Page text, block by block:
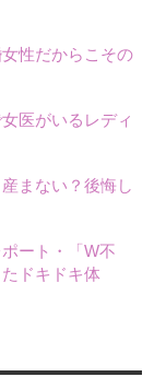
性だからこその
医がいるレディ
まない？後悔し
ート・「W不
ドキドキ体